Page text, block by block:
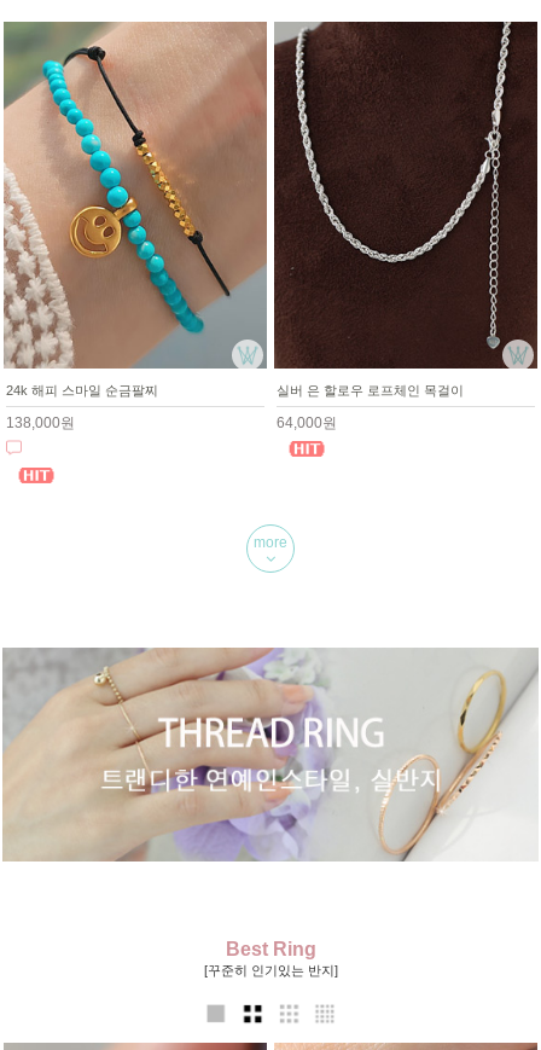
24k 해피 스마일 순금팔찌
138,000원
실버 은 할로우 로프체인 목걸이
64,000원
more
Best Ring
[꾸준히 인기있는 반지]